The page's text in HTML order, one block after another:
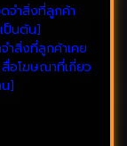
จำสิ่งที่ลูกค้า
ป็นต้น]
ำสิ่งที่ลูกค้าเคย
อโฆษณาที่เกี่ยว
น]